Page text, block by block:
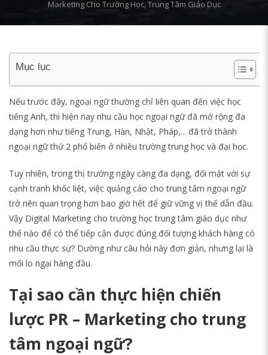
Marketing Cho Trường Học, Trung Tâm Giáo Dục
Mục lục
Nếu trước đây, ngoại ngữ thường chỉ liên quan đến việc học
tiếng Anh, thì hiện nay nhu cầu học ngoại ngữ đã mở rộng đa
dạng hơn như tiếng Trung, Hàn, Nhật, Pháp,... đã trở thành
ngoại ngữ thứ 2 phổ biến ở nhiều trường trung học và đại học.
Tuy nhiên, trong thị trường ngày càng đa dạng, đối mặt với sự
cạnh tranh khốc liệt, việc quảng cáo cho trung tâm ngoại ngữ
trở nên quan trọng hơn bao giờ hết để giữ vững vị thế dẫn đầu.
Vậy Digital Marketing cho trường học trung tâm giáo dục như
thế nào để có thể tiếp cận được đúng đối tượng khách hàng có
nhu cầu thực sự? Dường như câu hỏi này đơn giản, nhưng lại là
mối lo ngại hàng đầu.
Tại sao cần thực hiện chiến
lược PR – Marketing cho trung
tâm ngoại ngữ?